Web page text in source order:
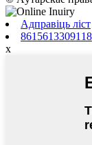
Адправіць ліст
8615613309118
x